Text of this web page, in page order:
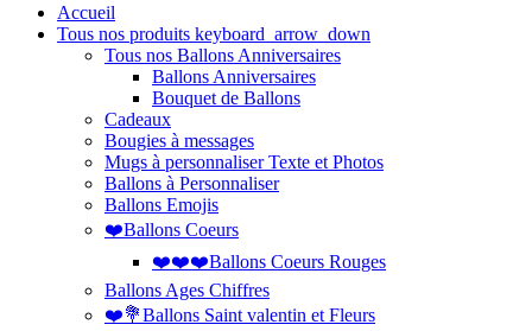
Accueil
Tous nos produits keyboard_arrow_down
Tous nos Ballons Anniversaires
Ballons Anniversaires
Bouquet de Ballons
Cadeaux
Bougies à messages
Mugs à personnaliser Texte et Photos
Ballons à Personnaliser
Ballons Emojis
❤️Ballons Coeurs
❤️❤️❤️Ballons Coeurs Rouges
Ballons Ages Chiffres
❤️💐Ballons Saint valentin et Fleurs